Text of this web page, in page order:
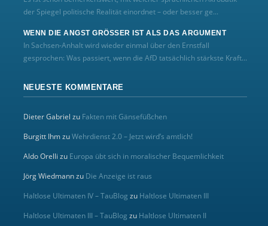
der Spiegel politische Realität einordnet – oder besser ge...
WENN DIE ANGST GRÖSSER IST ALS DAS ARGUMENT
In Sachsen-Anhalt wird wieder einmal über den Ernstfall
gesprochen: Was passiert, wenn die AfD tatsächlich stärkste Kraft...
NEUESTE KOMMENTARE
Dieter Gabriel zu Fakten mit Gänsefüßchen
Burgitt IhmzuWehrdienst 2.0 – Jetzt wird’s amtlich!
Aldo Orelli zu Europa übt sich in moralischer Bequemlichkeit
Jörg Wiedmannzu Die Anzeige ist raus
Haltlose Ultimaten IV – TauBlog zu Haltlose Ultimaten III
Haltlose Ultimaten III – TauBlog zu Haltlose Ultimaten II